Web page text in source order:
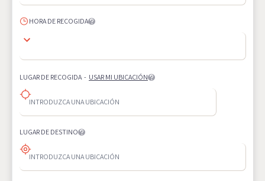
HORA DE RECOGIDA
LUGAR DE RECOGIDA - USAR MI UBICACIÓN
LUGAR DE DESTINO